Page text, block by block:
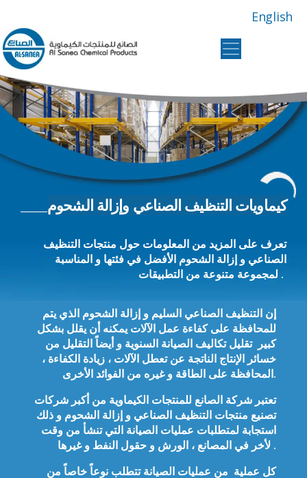
English
Al
Sanea
Chemical
Products
كيماويات التنظيف الصناعي وإزالة الشحوم
تعرف على المزيد من المعلومات حول منتجات التنظيف
الصناعي و إزالة الشحوم الأفضل في فئتها و المناسبة
لمجموعة متنوعة من التطبيقات .
إن التنظيف الصناعي السليم و إزالة الشحوم الذي يتم
للمحافظة على كفاءة عمل الآلات يمكنه أن يقلل بشكل
كبير تقليل تكاليف الصيانة السنوية و أيضاً التقليل من
خسائر الإنتاج الناتجة عن تعطل الآلات ، زيادة الكفاءة ،
المحافظة على الطاقة و غيره من الفوائد الأخرى.
تصنيع منتجات التنظيف الصناعي و إزالة الشحوم و ذلك
استجابة لمتطلبات عمليات الصيانة التي تنشأ من وقت
لأخر في المصانع ، الورش و حقول النفط و غيرها .